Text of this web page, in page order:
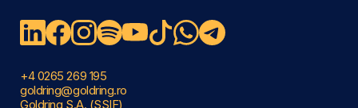
+4 0265 269 195
goldring@goldring.ro
Goldring S.A. (SSIF)